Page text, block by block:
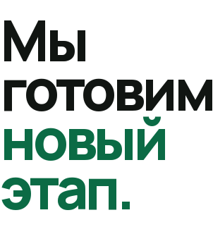
Мы
готовим
новый
этап.